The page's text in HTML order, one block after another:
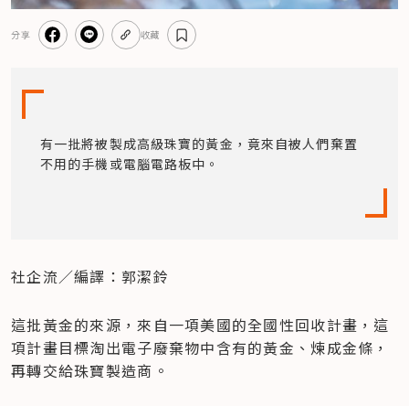
分享 收藏
有一批將被製成高級珠寶的黃金，竟來自被人們棄置
不用的手機或電腦電路板中。
社企流／編譯：郭潔鈴
這批黃金的來源，來自一項美國的全國性回收計畫，這
項計畫目標淘出電子廢棄物中含有的黃金、煉成金條，
再轉交給珠寶製造商。